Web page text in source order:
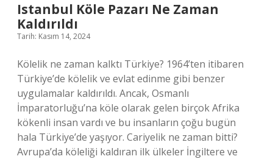
Istanbul Köle Pazarı Ne Zaman
Kaldırıldı
Tarih: Kasım 14, 2024
Kölelik ne zaman kalktı Türkiye? 1964’ten itibaren
Türkiye’de kölelik ve evlat edinme gibi benzer
uygulamalar kaldırıldı. Ancak, Osmanlı
İmparatorluğu’na köle olarak gelen birçok Afrika
kökenli insan vardı ve bu insanların çoğu bugün
hala Türkiye’de yaşıyor. Cariyelik ne zaman bitti?
Avrupa’da köleliği kaldıran ilk ülkeler İngiltere ve